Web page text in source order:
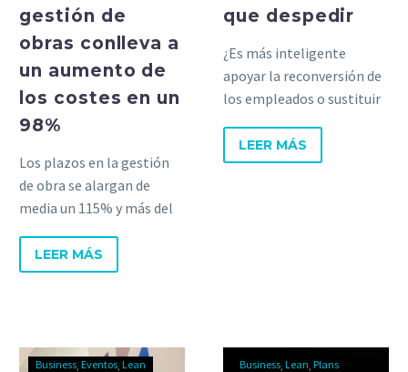
gestión de
obras conlleva a
un aumento de
los costes en un
98%
Los plazos en la gestión
de obra se alargan de
media un 115% y más del
repiten en los proyectos
una y otra vez.
LEER MÁS
que despedir
¿Es más inteligente
apoyar la reconversión de
los empleados o sustituir
otros más técnicos?
LEER MÁS
Business Eventos Lean Business Lean Plans